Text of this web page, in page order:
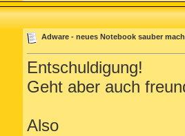
Adware - neues Notebook sauber
Entschuldigung!
Geht aber auch
Also